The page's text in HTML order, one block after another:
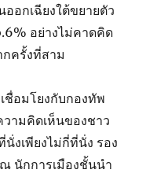
อกเฉียงใต้ขยายตัว
อย่างไม่คาดคิด
ครั้งที่สาม
ชื่อมโยงกับกองทัพ
ามคิดเห็นของชาว
นั่งเพียงไม่กี่ที่นั่ง รอง
นักการเมืองชั้นนำ